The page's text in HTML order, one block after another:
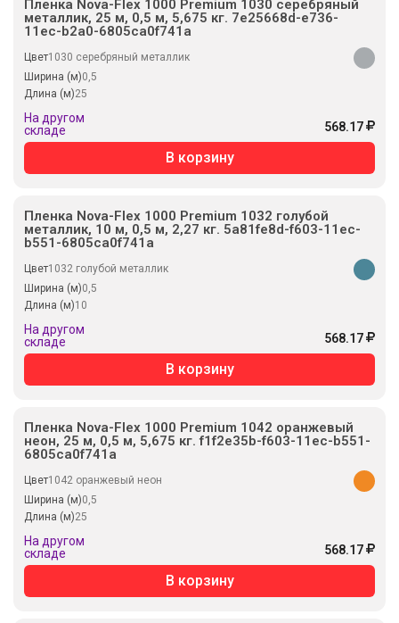
Пленка Nova-Flex 1000 Premium 1030 серебряный
металлик, 25 м, 0,5 м, 5,675 кг. 7e25668d-e736-
11ec-b2a0-6805ca0f741a
Цвет1030 серебряный металлик
Ширина (м)0,5
Длина (м)25
На другом
складе
568.17
В корзину
Пленка Nova-Flex 1000 Premium 1032 голубой
металлик, 10 м, 0,5 м, 2,27 кг. 5a81fe8d-f603-11ec-
b551-6805ca0f741a
Цвет1032 голубой металлик
Ширина (м)0,5
Длина (м)10
На другом
складе
568.17
В корзину
Пленка Nova-Flex 1000 Premium 1042 оранжевый
неон, 25 м, 0,5 м, 5,675 кг. f1f2e35b-f603-11ec-b551-
6805ca0f741a
Цвет1042 оранжевый неон
Ширина (м)0,5
Длина (м)25
На другом
складе
568.17
В корзину